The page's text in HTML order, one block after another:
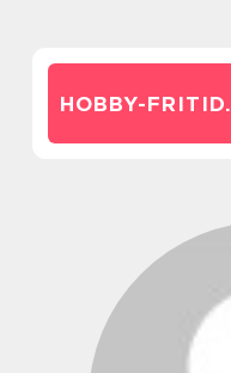
HOBBY-FRITID.